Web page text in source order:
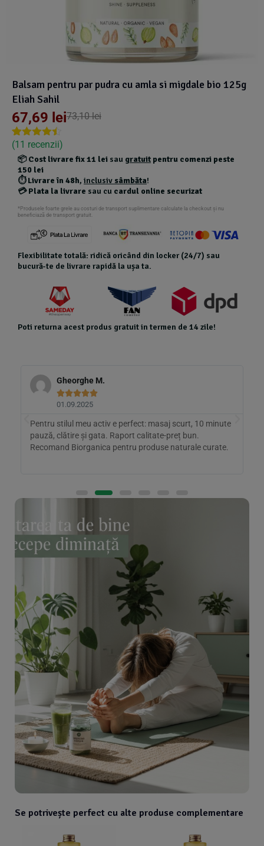
👶 Îngrijire Bebe & Copii › (2)
🧴 Îngrijire Personală › (411)
🐕 Animale de Companie
🏠 Casa & Lifestyle
(14)
Oțet & Fermentație (36)
Super Alimente
Vitamine & Minerale (30)
Balsam pentru par pudra cu amla si migdale bio 125g
Eliah Sahil
73,10lei
67,69 lei
Rated4.40
out of 5
based on
10
customer
ratings
(11 recenzii)
📦Cost livrare fix 11 lei sau gratuit pentru comenzi peste
150 lei
⏱️Livrare în 48h, inclusiv sâmbăta!
💳Plata la livrare sau cu cardul online securizat
*Produsele foarte grele au costuri de transport suplimentare calculate la checkout și nu
beneficiază de transport gratuit.
Flexibilitate totală: ridică oricând din locker (24/7) sau
bucură-te de livrare rapidă la ușa ta.
Poti returna acest produs gratuit in termen de 14 zile!
Gheorghe M.

01.09.2025
Pentru stilul meu activ e perfect: masaj scurt, 10 minute
pauză, clătire și gata. Raport calitate-preț bun.
Recomand Biorganica pentru produse naturale curate.
Se potrivește perfect cu alte produse complementare